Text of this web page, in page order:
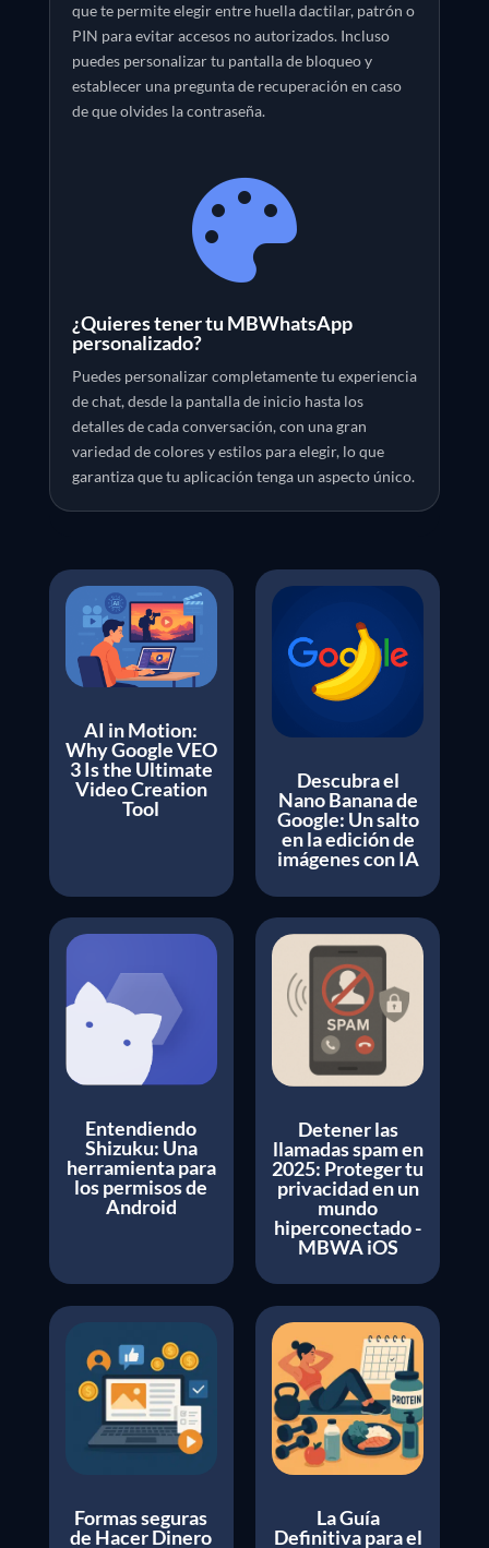
que te permite elegir entre huella dactilar, patrón o
PIN para evitar accesos no autorizados. Incluso
puedes personalizar tu pantalla de bloqueo y
establecer una pregunta de recuperación en caso
de que olvides la contraseña.

¿Quieres tener tu MBWhatsApp
personalizado?
Puedes personalizar completamente tu experiencia
de chat, desde la pantalla de inicio hasta los
detalles de cada conversación, con una gran
variedad de colores y estilos para elegir, lo que
garantiza que tu aplicación tenga un aspecto único.
AI in Motion:
Why Google VEO
3 Is the Ultimate
Video Creation
Tool
Descubra el
Nano Banana de
Google: Un salto
en la edición de
imágenes con IA
Entendiendo
Shizuku: Una
herramienta para
los permisos de
Android
Detener las
llamadas spam en
2025: Proteger tu
privacidad en un
mundo
hiperconectado -
MBWA iOS
Formas seguras
de Hacer Dinero
La Guía
Definitiva para el